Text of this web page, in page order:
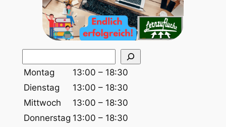
u
c
e
n
Montag
13:00 – 18:30
Dienstag
13:00 – 18:30
Mittwoch
13:00 – 18:30
Donnerstag 13:00 – 18:30